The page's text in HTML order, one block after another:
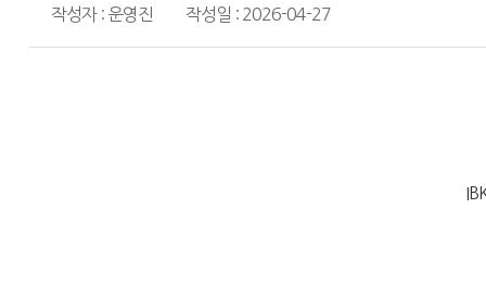
작성자 : 운영진 작성일 : 2026-04-27